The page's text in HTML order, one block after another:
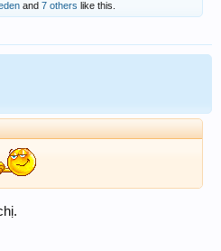
and 7 others like this.